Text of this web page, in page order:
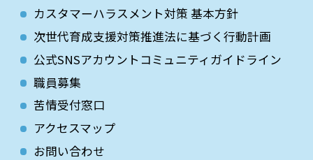
カスタマーハラスメント対策 基本方針
次世代育成⽀援対策推進法に基づく⾏動計画
公式SNSアカウントコミュニティガイドライン
職員募集
苦情受付窓口
アクセスマップ
お問い合わせ